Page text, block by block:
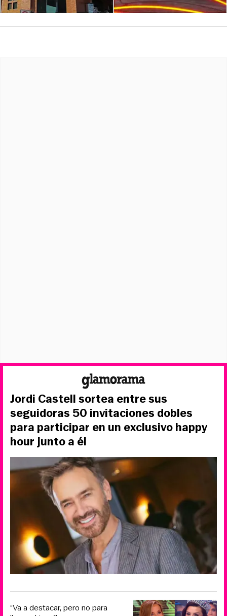
Jordi Castell sortea entre sus
seguidoras 50 invitaciones dobles
para participar en un exclusivo happy
hour junto a él
“Va a destacar, pero no para